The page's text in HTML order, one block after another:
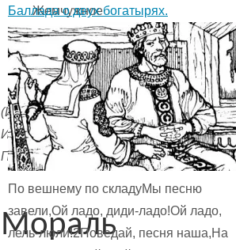
(Илл.
Ирины
Петелиной)
Мораль
Баллада о двух богатырях.
По вешнему по складуМы песню
завели,Ой ладо, диди-ладо!Ой ладо,
лель-люли!2Поведай, песня наша,На